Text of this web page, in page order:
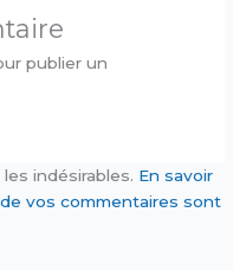
publier un
indésirables. En savoir
vos commentaires sont